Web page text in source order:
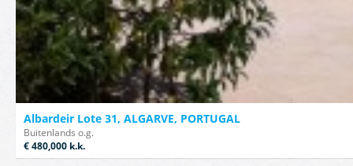
Albardeir Lote 31, ALGARVE, PORTUGAL
Buitenlands o.g.
€ 480,000 k.k.